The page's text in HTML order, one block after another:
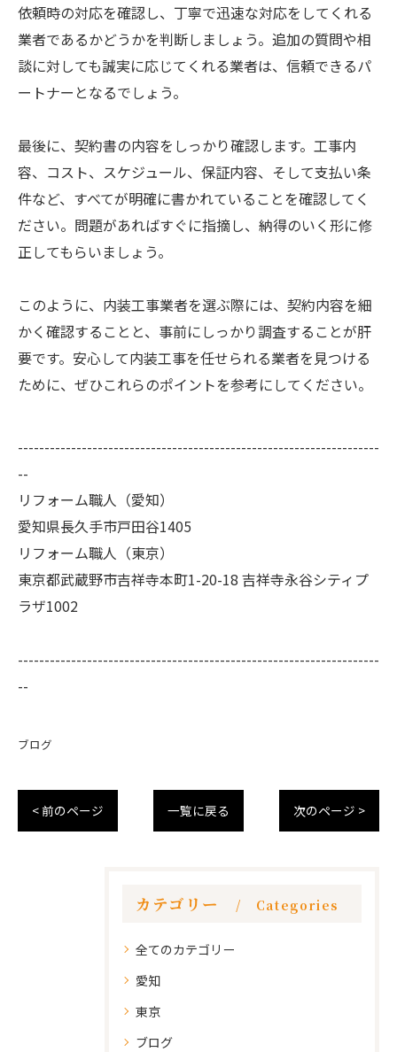
依頼時の対応を確認し、丁寧で迅速な対応をしてくれる
業者であるかどうかを判断しましょう。追加の質問や相
談に対しても誠実に応じてくれる業者は、信頼できるパ
ートナーとなるでしょう。
最後に、契約書の内容をしっかり確認します。工事内
容、コスト、スケジュール、保証内容、そして支払い条
件など、すべてが明確に書かれていることを確認してく
ださい。問題があればすぐに指摘し、納得のいく形に修
正してもらいましょう。
このように、内装工事業者を選ぶ際には、契約内容を細
かく確認することと、事前にしっかり調査することが肝
要です。安心して内装工事を任せられる業者を見つける
ために、ぜひこれらのポイントを参考にしてください。
--------------------------------------------------------------------
--
リフォーム職人（愛知）
愛知県長久手市戸田谷1405
リフォーム職人（東京）
東京都武蔵野市吉祥寺本町1-20-18 吉祥寺永谷シティプ
ラザ1002
--------------------------------------------------------------------
--
ブログ
< 前のページ 一覧に戻る 次のページ >
カテゴリー Categories
全てのカテゴリー
愛知
東京
ブログ